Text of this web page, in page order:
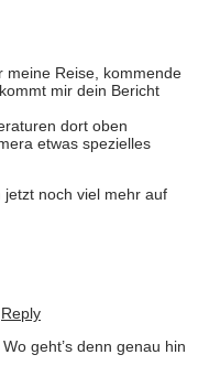
meine Reise, kommende
mir dein Bericht
dort oben
etwas spezielles
jetzt noch viel mehr auf
Reply
geht’s denn genau hin